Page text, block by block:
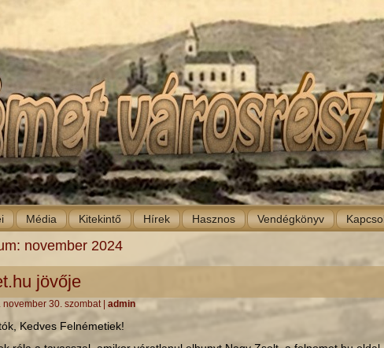
Média Kitekintő Hírek Hasznos Vendégkönyv
november 2024
jövője
november 30. szombat| admin
Kedves Felnémetiek!